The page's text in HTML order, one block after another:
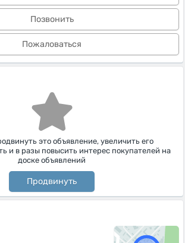
Позвонить
Пожаловаться
это объявление, увеличить его
и в разы повысить интерес покупателей на
доске объявлений
Продвинуть